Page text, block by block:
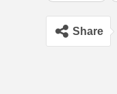
Share